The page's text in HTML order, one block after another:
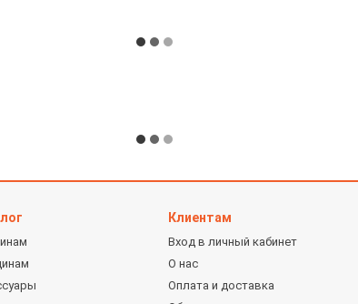
Клиентам
Вход в личный кабинет
О нас
Оплата и доставка